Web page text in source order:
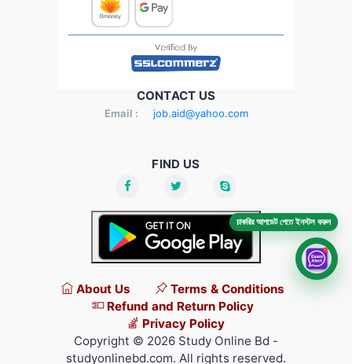
CONTACT US
Email : job.aid@yahoo.com
FIND US
About Us
Terms & Conditions
Refund and Return Policy
Privacy Policy
Copyright © 2026 Study Online Bd -
studyonlinebd.com. All rights reserved.
চাকরির আপডেট পেতে ইনস্টল করুন